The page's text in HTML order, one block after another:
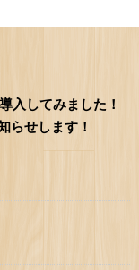
入してみました！
らせします！